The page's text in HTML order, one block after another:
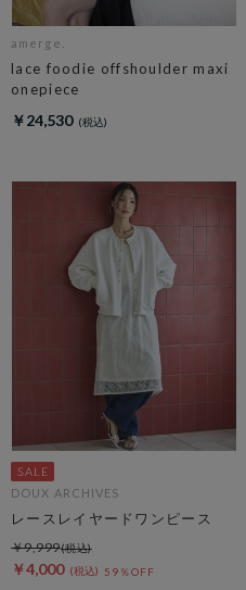
amerge.
lace foodie offshoulder maxi
onepiece
￥24,530
DOUX ARCHIVES
レースレイヤードワンピース
￥4,000 59％OFF
￥9,999